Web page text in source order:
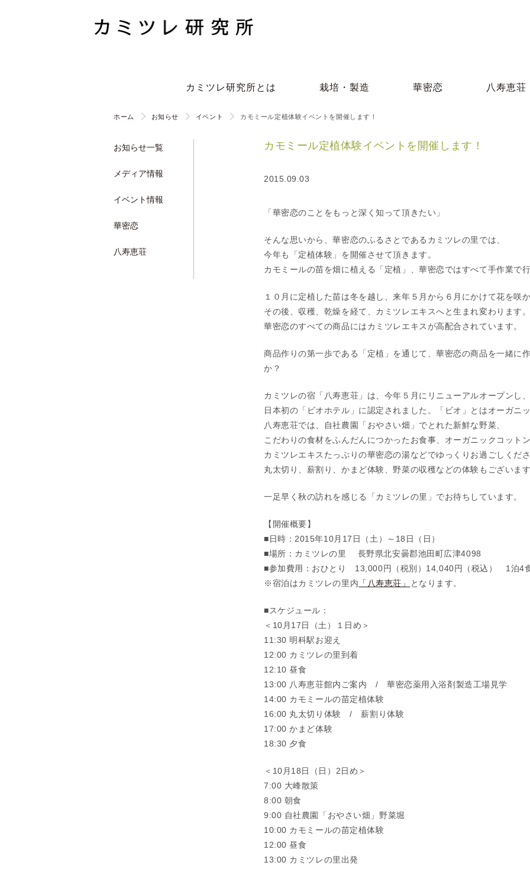
カミツレ研究所とは 栽培・製造 華密恋 八寿恵荘
ホーム お知らせ イベント カモミール定植体験イベントを開催します！
お知らせ一覧
メディア情報
イベント情報
華密恋
八寿恵荘
カモミール定植体験イベントを開催します！
2015.09.03
「華密恋のことをもっと深く知って頂きたい」
そんな思いから、華密恋のふるさとであるカミツレの里では、
今年も「定植体験」を開催させて頂きます。
カモミールの苗を畑に植える「定植」、華密恋ではすべて手作業で行
１０月に定植した苗は冬を越し、来年５月から６月にかけて花を咲か
その後、収穫、乾燥を経て、カミツレエキスへと生まれ変わります。
華密恋のすべての商品にはカミツレエキスが高配合されています。
商品作りの第一歩である「定植」を通じて、華密恋の商品を一緒に
か？
カミツレの宿「八寿恵荘」は、今年５月にリニューアルオープンし、
日本初の「ビオホテル」に認定されました。「ビオ」とはオーガニッ
八寿恵荘では、自社農園「おやさい畑」でとれた新鮮な野菜、
こだわりの食材をふんだんにつかったお食事、オーガニックコット
カミツレエキスたっぷりの華密恋の湯などでゆっくりお過ごしくださ
丸太切り、薪割り、かまど体験、野菜の収穫などの体験もございます
一足早く秋の訪れを感じる「カミツレの里」でお待ちしています。
【開催概要】
■日時：2015年10月17日（土）～18日（日）
■場所：カミツレの里 長野県北安曇郡池田町広津4098
■参加費用：おひとり 13,000円（税別）14,040円（税込） 1泊4
※宿泊はカミツレの里内 「八寿恵荘」 となります。
■スケジュール：
＜10月17日（土）１日め＞
11:30 明科駅お迎え
12:00 カミツレの里到着
12:10 昼食
13:00 八寿恵荘館内ご案内 / 華密恋薬用入浴剤製造工場見学
14:00 カモミールの苗定植体験
16:00 丸太切り体験 / 薪割り体験
17:00 かまど体験
18:30 夕食
＜10月18日（日）2日め＞
7:00 大峰散策
8:00 朝食
9:00 自社農園「おやさい畑」野菜堀
10:00 カモミールの苗定植体験
12:00 昼食
13:00 カミツレの里出発